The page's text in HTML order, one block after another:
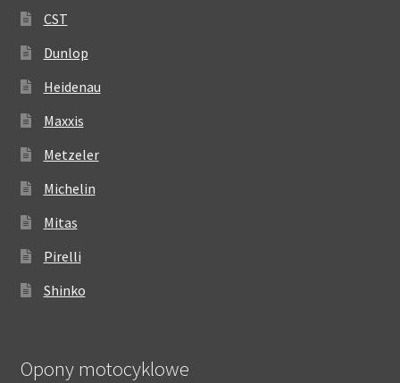
CST
Dunlop
Heidenau
Maxxis
Metzeler
Michelin
Mitas
Pirelli
Shinko
Opony motocyklowe